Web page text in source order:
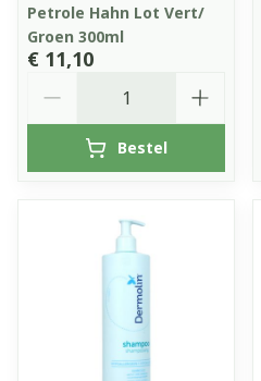
Petrole Hahn Lot Vert/
Groen 300ml
€ 11,10
Bestel